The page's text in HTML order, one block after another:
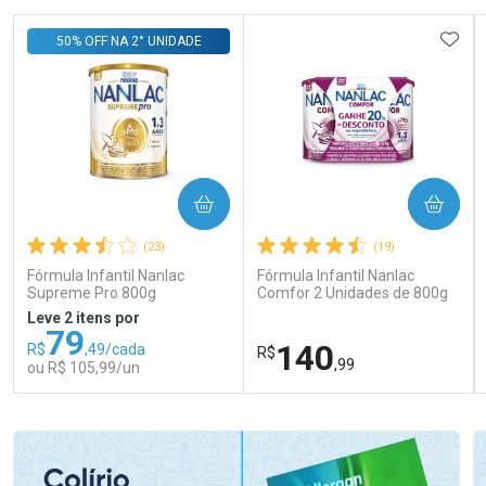
(23)
Fórmula Infantil Nanlac
Supreme Pro 800g
50% OFF NA 2° UNIDADE
Leve 2 itens por
R$79,49/cada
ou R$ 105,99/un
COMPRAR
(19)
Fórmula Infantil Nanlac
Comfor 2 Unidades de 800g
R$140,99
COMPRAR
Laboratório
Por Menos